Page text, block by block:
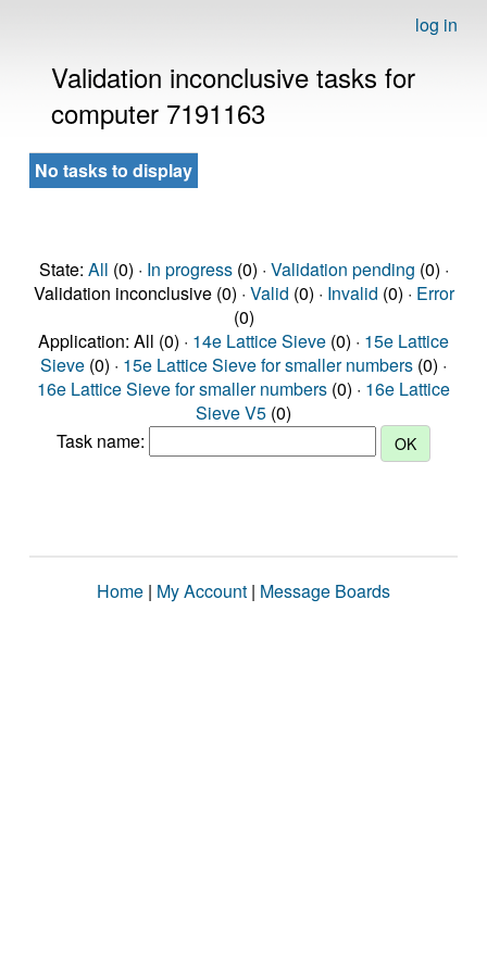
log in
Validation inconclusive tasks for
computer 7191163
No tasks to display
State: All (0) · In progress(0) · Validation pending (0) ·
Validation inconclusive (0) · Valid (0) · Invalid (0) · Error
(0)
Application: All (0) · 14e Lattice Sieve (0) · 15e Lattice
Sieve (0) · 15e Lattice Sieve for smaller numbers (0) ·
16e Lattice Sieve for smaller numbers (0) · 16e Lattice
Sieve V5 (0)
Task name:
Home | My Account | Message Boards